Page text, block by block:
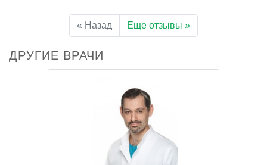
« Назад Еще отзывы »
ДРУГИЕ ВРАЧИ